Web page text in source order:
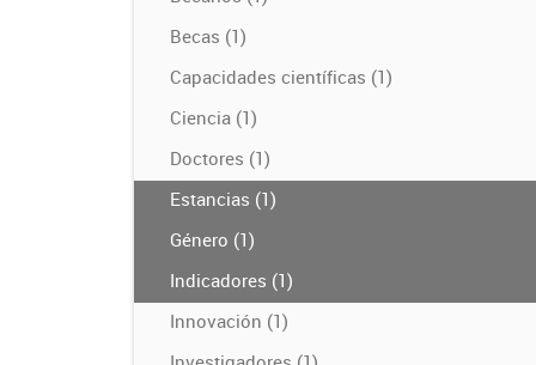
Becas (1)
Capacidades científicas (1)
Ciencia (1)
Doctores (1)
Estancias (1)
Género (1)
Indicadores (1)
Innovación (1)